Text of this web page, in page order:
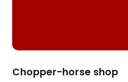
Chopper-horse shop